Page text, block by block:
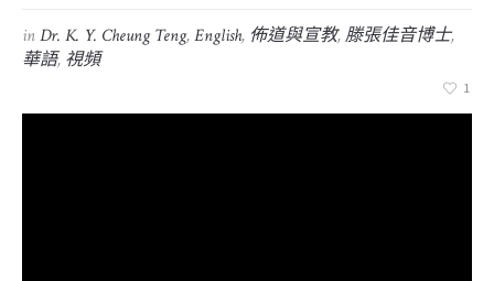
inDr. K. Y. Cheung Teng,English, 佈道與宣教,滕張佳音博士,
華語, 視頻
1